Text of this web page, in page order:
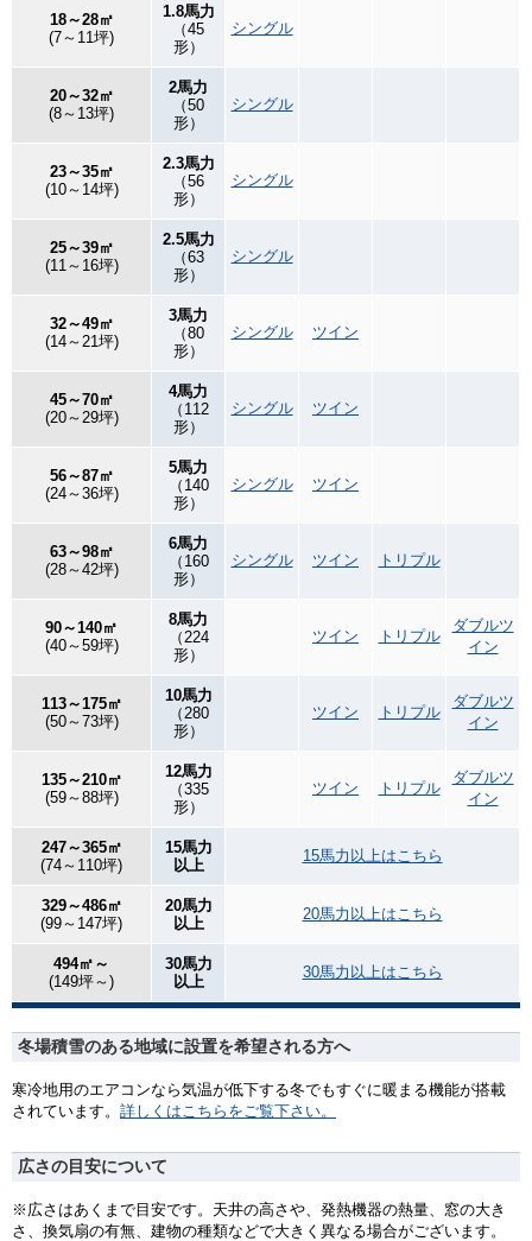
18～28㎡
(7～11坪)
1.8馬力
（45
形）
シングル
20～32㎡
(8～13坪)
2馬力
（50
形）
シングル
23～35㎡
(10～14坪)
2.3馬力
（56
形）
シングル
25～39㎡
(11～16坪)
2.5馬力
（63
形）
シングル
32～49㎡
(14～21坪)
3馬力
（80
形）
シングル ツイン
45～70㎡
(20～29坪)
4馬力
（112
形）
シングル ツイン
56～87㎡
(24～36坪)
5馬力
（140
形）
シングル ツイン
63～98㎡
(28～42坪)
6馬力
（160
形）
シングル ツイン トリプル
90～140㎡
(40～59坪)
8馬力
（224
形）
ツイン トリプル
ダブルツ
イン
113～175㎡
(50～73坪)
10馬力
（280
形）
ツイン トリプル
ダブルツ
イン
135～210㎡
(59～88坪)
12馬力
（335
形）
ツイン トリプル
ダブルツ
イン
247～365㎡
(74～110坪)
15馬力
以上
15馬力以上はこちら
329～486㎡
(99～147坪)
20馬力
以上
20馬力以上はこちら
494㎡～
(149坪～)
30馬力
以上
30馬力以上はこちら
冬場積雪のある地域に設置を希望される方へ
寒冷地用のエアコンなら気温が低下する冬でもすぐに暖まる機能が搭載
されています。 詳しくはこちらをご覧下さい。
広さの目安について
※広さはあくまで目安です。天井の高さや、発熱機器の熱量、窓の大き
さ、換気扇の有無、建物の種類などで大きく異なる場合がございます。